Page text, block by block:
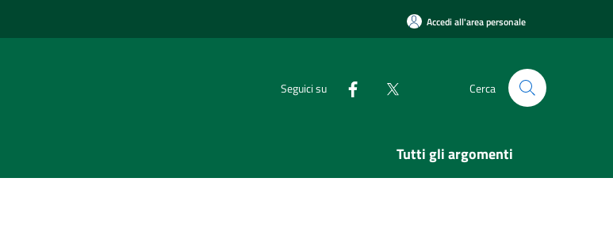
Accedi all'area personale
Seguici su Cerca
Tutti gli argomenti